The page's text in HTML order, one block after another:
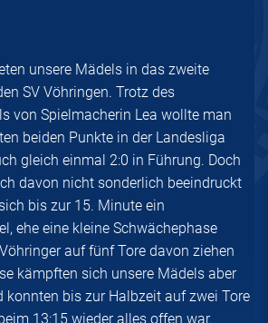
unsere Mädels in das zweite
SV Vöhringen. Trotz des
von Spielmacherin Lea wollte man
beiden Punkte in der Landesliga
gleich einmal 2:0 in Führung. Doch
davon nicht sonderlich beeindruckt
bis zur 15. Minute ein
ehe eine kleine Schwächephase
auf fünf Tore davon ziehen
kämpften sich unsere Mädels aber
konnten bis zur Halbzeit auf zwei Tore
13:15 wieder alles offen war.